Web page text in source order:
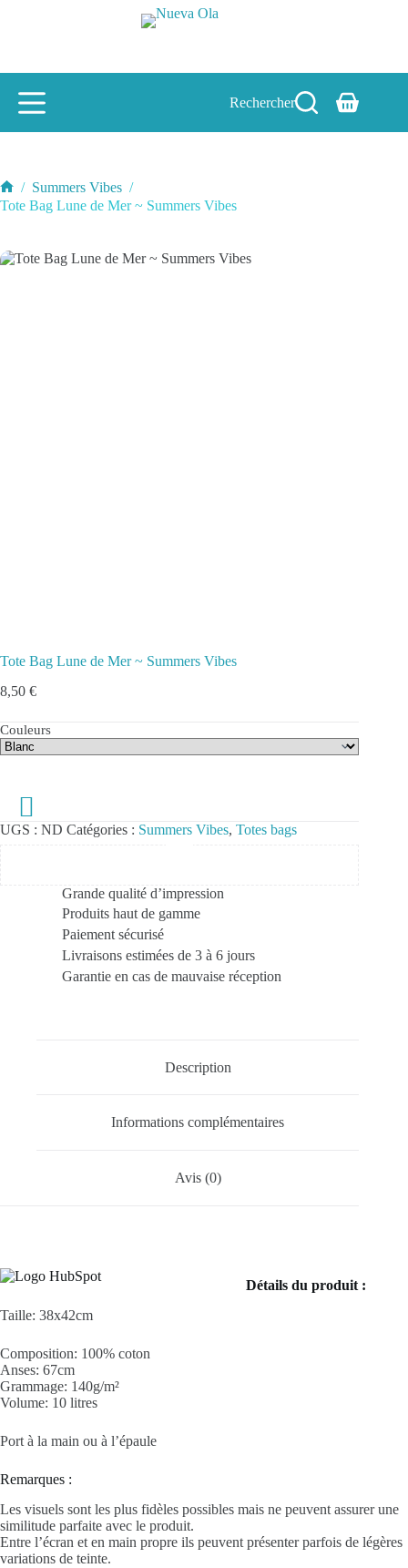
Rechercher
Panier
Accueil
/ Summers Vibes /
Tote Bag Lune de Mer ~ Summers Vibes
Tote Bag Lune de Mer ~ Summers Vibes
8,50 €
Couleurs
UGS : ND Catégories : Summers Vibes, Totes bags
Grande qualité d’impression
Produits haut de gamme
Paiement sécurisé
Livraisons estimées de 3 à 6 jours
Garantie en cas de mauvaise réception
Description
Informations complémentaires
Avis (0)
Détails du produit :
Taille: 38x42cm
Composition: 100% coton
Anses: 67cm
Grammage: 140g/m²
Volume: 10 litres
Port à la main ou à l’épaule
Remarques :
Les visuels sont les plus fidèles possibles mais ne peuvent assurer une
similitude parfaite avec le produit.
Entre l’écran et en main propre ils peuvent présenter parfois de légères
variations de teinte.